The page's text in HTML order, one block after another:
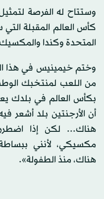
وستتاح له الفرصة
المتحدة وكندا
وختم خيمينيس في هذا
من اللعب لمنتخبك
بكأس العالم في بلدك
أن الأرجنتين بلد أشعر
هناك... لكن إذا
مكسيكي، لأنني
هناك، منذ الطفولة».